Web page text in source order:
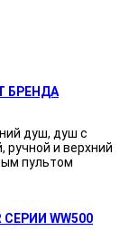
БРЕНДА
душ, душ с
и верхний
пультом
WW500